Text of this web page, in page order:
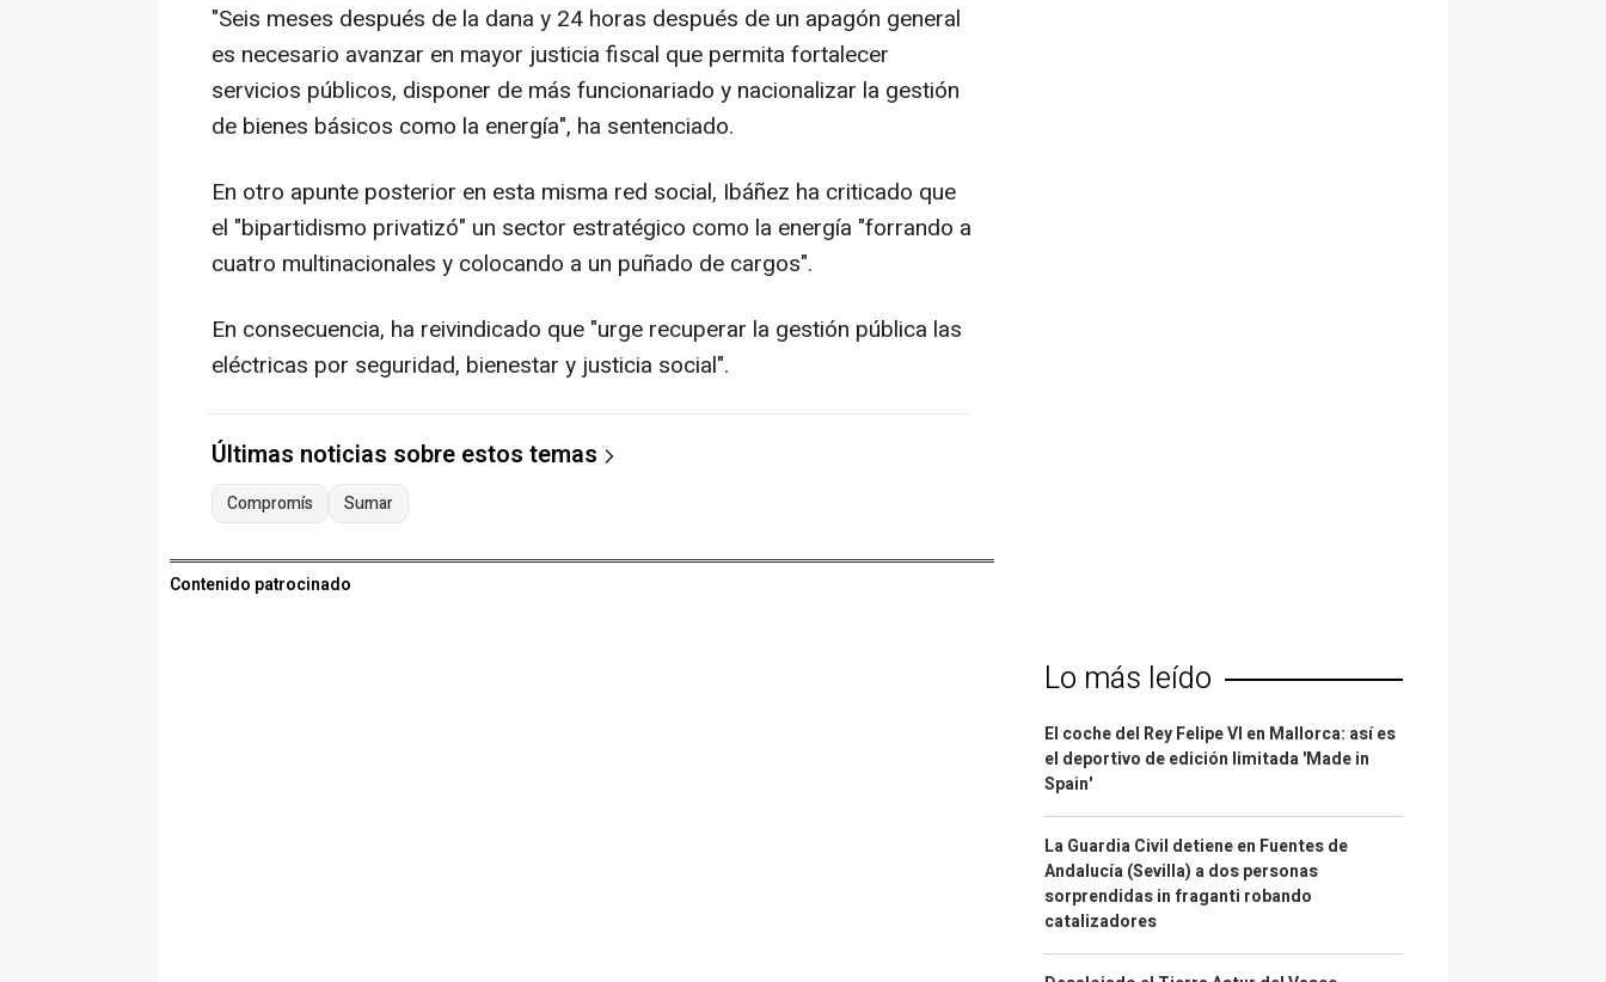
"Seis meses después de la dana y 24 horas después de un apagón general
es necesario avanzar en mayor justicia fiscal que permita fortalecer
servicios públicos, disponer de más funcionariado y nacionalizar la gestión
de bienes básicos como la energía", ha sentenciado.
En otro apunte posterior en esta misma red social, Ibáñez ha criticado que
el "bipartidismo privatizó" un sector estratégico como la energía "forrando a
cuatro multinacionales y colocando a un puñado de cargos".
En consecuencia, ha reivindicado que "urge recuperar la gestión pública las
eléctricas por seguridad, bienestar y justicia social".
Últimas noticias sobre estos temas
Compromís Sumar
Contenido patrocinado
Lo más leído
El coche del Rey Felipe VI en Mallorca: así es
el deportivo de edición limitada 'Made in
Spain'
La Guardia Civil detiene en Fuentes de
Andalucía (Sevilla) a dos personas
sorprendidas in fraganti robando
catalizadores